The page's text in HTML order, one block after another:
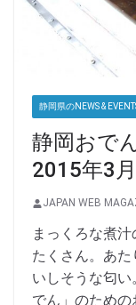
静岡県のNEWS &
静岡おで
2015年3
JAPAN WEB
まっくろな煮
たくさん。あ
いしそうな匂
でん」のための